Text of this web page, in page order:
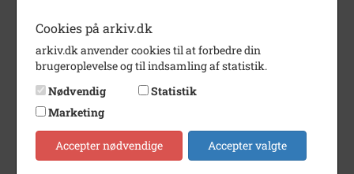
Beskrivelse
Bemærkning
Kroen har tilhørt en Naver.
Kroen hedder Kaisergården nu.
Tilhørte 1928 Fr. Larsen
Lb.nr. 2 i protokolsamling
Periode
1900 - 1990
Cookies på arkiv.dk
arkiv.dk anvender cookies til at forbedre din
brugeroplevelse og til indsamling af statistik.
Nødvendig
Statistik
Marketing
Accepter nødvendige Accepter valgte